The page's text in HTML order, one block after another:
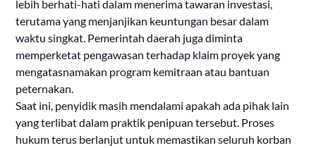
lebih berhati-hati dalam menerima tawaran investasi,
terutama yang menjanjikan keuntungan besar dalam
waktu singkat. Pemerintah daerah juga diminta
memperketat pengawasan terhadap klaim proyek yang
mengatasnamakan program kemitraan atau bantuan
peternakan.
Saat ini, penyidik masih mendalami apakah ada pihak lain
yang terlibat dalam praktik penipuan tersebut. Proses
hukum terus berlanjut untuk memastikan seluruh korban